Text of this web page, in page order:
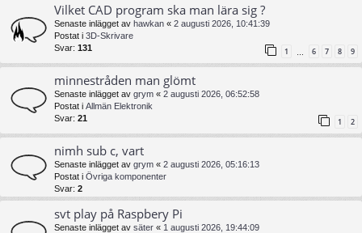
Vilket CAD program ska man lära sig ?
Senaste inlägget av hawkan « 2 augusti 2026, 10:41:39
Postat i 3D-Skrivare
Svar: 131 1 6 7 8 9
minnestråden man glömt
Senaste inlägget av grym « 2 augusti 2026, 06:52:58
Postat i Allmän Elektronik
Svar: 21 1 2
nimh sub c, vart
Senaste inlägget av grym « 2 augusti 2026, 05:16:13
Postat i Övriga komponenter
Svar: 2
svt play på Raspbery Pi
Senaste inlägget av säter « 1 augusti 2026, 19:44:09